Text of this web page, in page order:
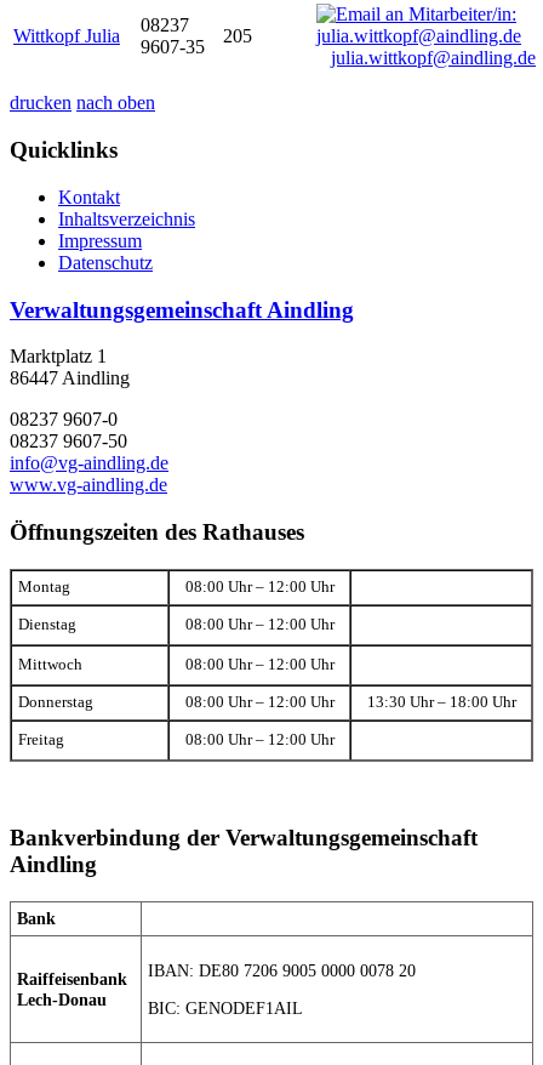
Wittkopf Julia
08237
9607-35
205
julia.wittkopf@aindling.de
drucken nach oben
Quicklinks
Kontakt
Inhaltsverzeichnis
Impressum
Datenschutz
Verwaltungsgemeinschaft Aindling
Marktplatz 1
86447 Aindling
08237 9607-0
08237 9607-50
info@vg-aindling.de
www.vg-aindling.de
Öffnungszeiten des Rathauses
Montag 08:00 Uhr – 12:00 Uhr
Dienstag 08:00 Uhr – 12:00 Uhr
Mittwoch 08:00 Uhr – 12:00 Uhr
Donnerstag 08:00 Uhr – 12:00 Uhr 13:30 Uhr – 18:00 Uhr
Freitag 08:00 Uhr – 12:00 Uhr
Bankverbindung der Verwaltungsgemeinschaft
Aindling
Bank
Raiffeisenbank
Lech-Donau
IBAN: DE80 7206 9005 0000 0078 20
BIC: GENODEF1AIL